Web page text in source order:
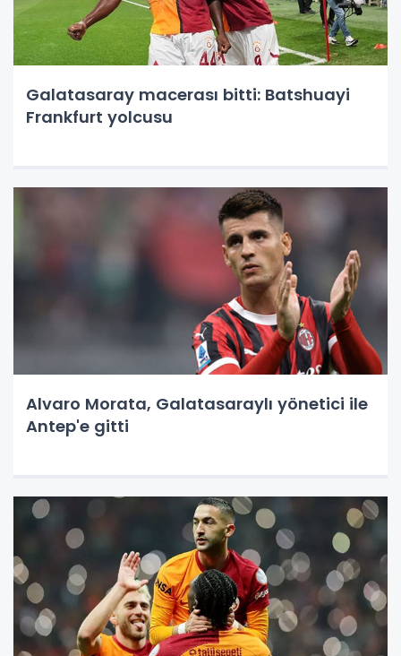
Galatasaray macerası bitti: Batshuayi
Frankfurt yolcusu
Alvaro Morata, Galatasaraylı yönetici ile
Antep'e gitti